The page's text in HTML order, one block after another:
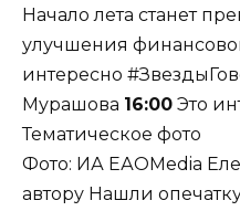
Начало лета станет
улучшения
интересно
Мурашова 16:00 Это
Тематическое фото
Фото: ИА ЕАОMedia
автору Нашли